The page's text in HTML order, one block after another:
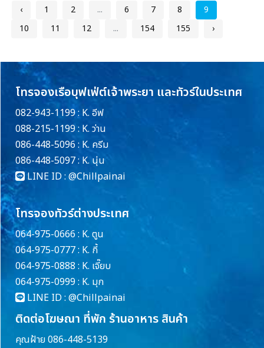
‹ 1 2 ... 6 7 8
9
10
11 12 ... 154 155 ›
โทรจองเรือบุฟเฟ่ต์เจ้าพระยา และทัวร์ในประเทศ
082-943-1199 : K. อีฟ
088-215-1199 : K. ว่าน
086-448-5096 : K. ครีม
086-448-5097 : K. นุ่น
LINE ID : @Chillpainai
โทรจองทัวร์ต่างประเทศ
064-975-0666 : K. ตูน
064-975-0777 : K. กี้
064-975-0888 : K. เจี๊ยบ
064-975-0999 : K. มุก
LINE ID : @Chillpainai
ติดต่อโฆษณา ที่พัก ร้านอาหาร สินค้า
คุณฝ้าย 086-448-5139